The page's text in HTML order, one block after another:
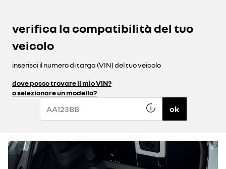
verifica la compatibilità del tuo
veicolo
inserisci il numero di targa (VIN) del tuo veicolo
dove posso trovare il mio VIN?
o selezionare un modello?
ok